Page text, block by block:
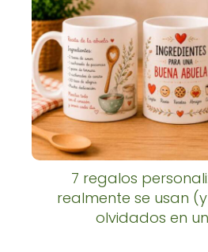
7 regalos
realmente se usan
olvidados en